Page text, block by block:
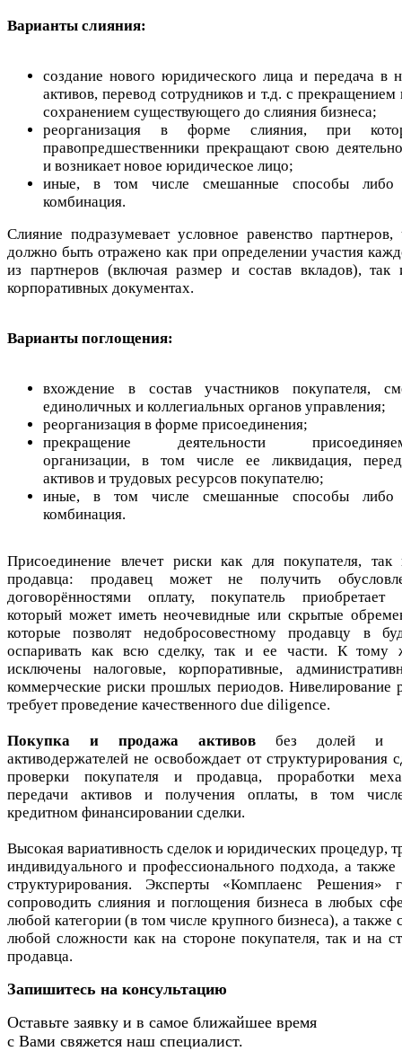
Варианты слияния:
создание нового юридического лица и передача в
активов, перевод сотрудников и т.д. с прекращением
сохранением существующего до слияния бизнеса;
реорганизация в форме слияния, при
правопредшественники прекращают свою
и возникает новое юридическое лицо;
иные, в том числе смешанные способы
комбинация.
Слияние подразумевает условное равенство партнеров,
должно быть отражено как при определении участия
из партнеров (включая размер и состав вкладов), так
корпоративных документах.
Варианты поглощения:
вхождение в состав участников покупателя,
единоличных и коллегиальных органов управления;
реорганизация в форме присоединения;
прекращение деятельности
организации, в том числе ее ликвидация,
активов и трудовых ресурсов покупателю;
иные, в том числе смешанные способы
комбинация.
Присоединение влечет риски как для покупателя,
продавца: продавец может не получить
договорённостями оплату, покупатель приобретает
который может иметь неочевидные или скрытые
которые позволят недобросовестному продавцу в
оспаривать как всю сделку, так и ее части. К тому
исключены налоговые, корпоративные,
коммерческие риски прошлых периодов. Нивелирование
требует проведение качественного due diligence.
Покупка и продажа активов без долей и
активодержателей не освобождает от структурирования
проверки покупателя и продавца, проработки
передачи активов и получения оплаты, в том
кредитном финансировании сделки.
Высокая вариативность сделок и юридических процедур,
индивидуального и профессионального подхода, а также
структурирования. Эксперты «Комплаенс Решения»
сопроводить слияния и поглощения бизнеса в любых
любой категории (в том числе крупного бизнеса), а также
любой сложности как на стороне покупателя, так и на
продавца.
Запишитесь на консультацию
Оставьте заявку и в самое ближайшее время
с Вами свяжется наш специалист.